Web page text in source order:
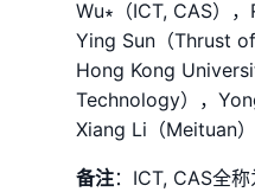
Wu∗（ICT, CAS）
Ying Sun（Thrust
Hong Kong
Technology），
Xiang Li（Meituan
备注：ICT, CAS全